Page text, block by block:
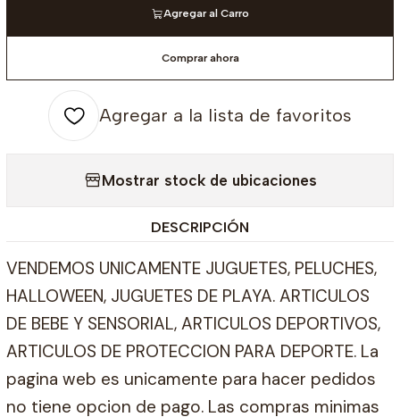
Agregar al Carro
Comprar ahora
Agregar a la lista de favoritos
Mostrar stock de ubicaciones
DESCRIPCIÓN
VENDEMOS UNICAMENTE JUGUETES, PELUCHES,
HALLOWEEN, JUGUETES DE PLAYA. ARTICULOS
DE BEBE Y SENSORIAL, ARTICULOS DEPORTIVOS,
ARTICULOS DE PROTECCION PARA DEPORTE. La
pagina web es unicamente para hacer pedidos
no tiene opcion de pago. Las compras minimas